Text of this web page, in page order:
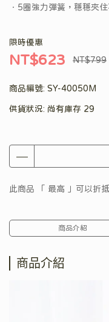
．5圈強力彈簧，穩穩夾
限時優惠
NT$623 NT$799
商品編號: SY-40050M
供貨狀況: 尚有庫存 29
此商品 「 最高 」可以折
商品介紹
商品介紹